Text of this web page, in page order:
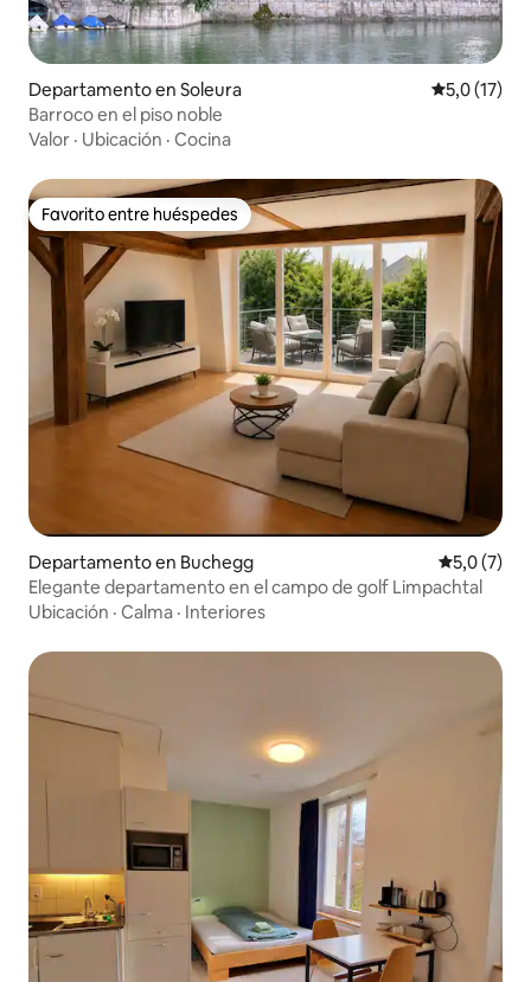
Departamento en Soleura Calificación
5,0 (17)
Barroco en el piso noble
Valor · Ubicación · Cocina
Favorito entre huéspedes
Favorito entre huéspedes
Departamento en Buchegg
5,0 (7)
Elegante departamento en el campo de golf Limpachtal
Ubicación · Calma · Interiores